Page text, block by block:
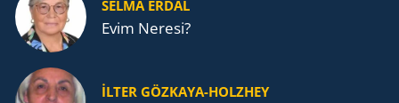
SELMA ERDAL
Evim Neresi?
İLTER GÖZKAYA-HOLZHEY